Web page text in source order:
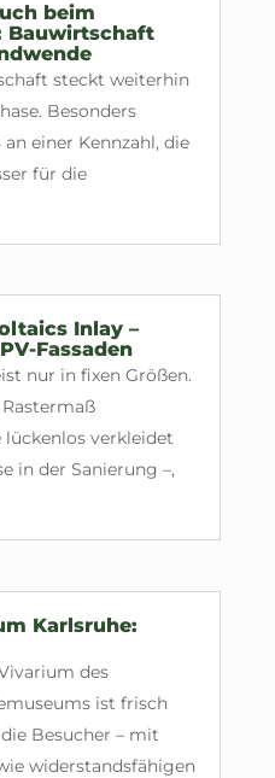
beim
Bauwirtschaft
steckt weiterhin
Besonders
einer Kennzahl, die
für die
Inlay –
Fassaden
nur in fixen Größen.
verkleidet
in der Sanierung –,
Karlsruhe:
des
ist frisch
Besucher – mit
widerstandsfähigen